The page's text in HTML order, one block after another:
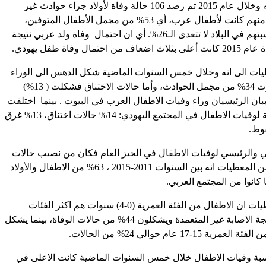
ويشير التقرير انه وخلال عام 2015 تم رصد 106 حالة وفاة لأولاد جراء حوادث غير
متعمدة،52 حالة منهم كانت لأطفال عرب، أي 53% من مجمل الأطفال المتوفين،
بالرغم من أن نسبتهم في البلاد لا تتعدى الـ26%. أي ان احتمال وفاة ولد عربي نتيجة
وفاة طفل يهودي.
الى انه وخلال خمس السنوات الماضية شكل الدهس الى الوراء
في ساحات البيوت 34% من مجمل الحوادث، وأما حالات الاختناق فشكلت ( 13%)
الرئيسيان وراء وفيات الاطفال العرب في البيوت . بينما اختلفت
الاسباب الرئيسية لوفيات الاطفال في المجتمع اليهودي: 14% حالات اختناق، 13% غرق
والرئيسي لوفيات الاطفال في الحيز العام فكان من نصيب حالات
الغرق، اذ يتبين من المعطيات انه بين السنوات 2011-2015 ، 63% من الاطفال والأولاد
كانوا من المجتمع العربي.
كما وتشير المعطيات ان الاطفال من الفئة العمرية (0-4) سنوات هم اكثر الفئات
عرضة للوفاة نتيجة الاصابة غير المتعمدة ويشكلون 44% من حالات الوفاة، بينما يشكل
15-17 عام حوالي 24% من الحالات.
وفيات الاطفال خلال خمس السنوات الماضية كانت الاعلى في